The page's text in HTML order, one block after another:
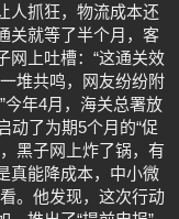
人抓狂，物流成本还
关就等了半个月，客
网上吐槽：“这通关效
堆共鸣，网友纷纷附
今年4月，海关总署放
动了为期5个月的“促
黑子网上炸了锅，有
真能降成本，中小微
。他发现，这次行动